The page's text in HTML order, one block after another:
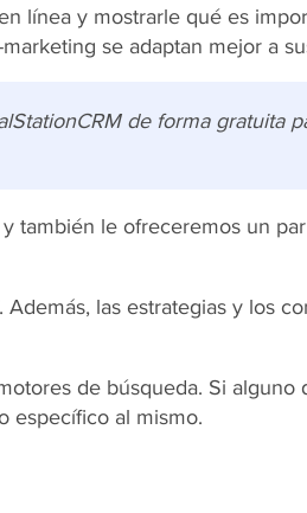
línea y mostrarle qué es
se adaptan mejor a
de forma gratuita
también le ofreceremos un
las estrategias y los
de búsqueda. Si alguno
específico al mismo.